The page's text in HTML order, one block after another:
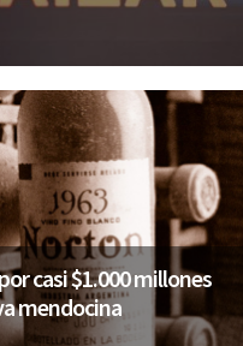
casi $1.000 millones
mendocina